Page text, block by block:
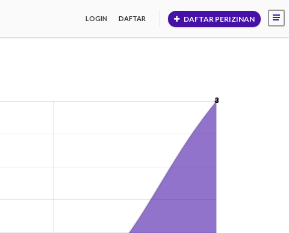
LOGIN DAFTAR DAFTAR PERIZINAN